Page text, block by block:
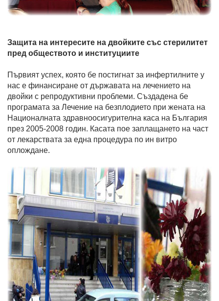
Защита на интересите на двойките със стерилитет
пред обществото и институциите
Първият успех, която бе постигнат за инфертилните у
нас е финансиране от държавата на лечението на
двойки с репродуктивни проблеми. Създадена бе
програмата за Лечение на безплодието при жената на
Националната здравноосигурителна каса на България
през 2005-2008 годин. Касата пое заплащането на част
от лекарствата за една процедура по ин витро
оплождане.